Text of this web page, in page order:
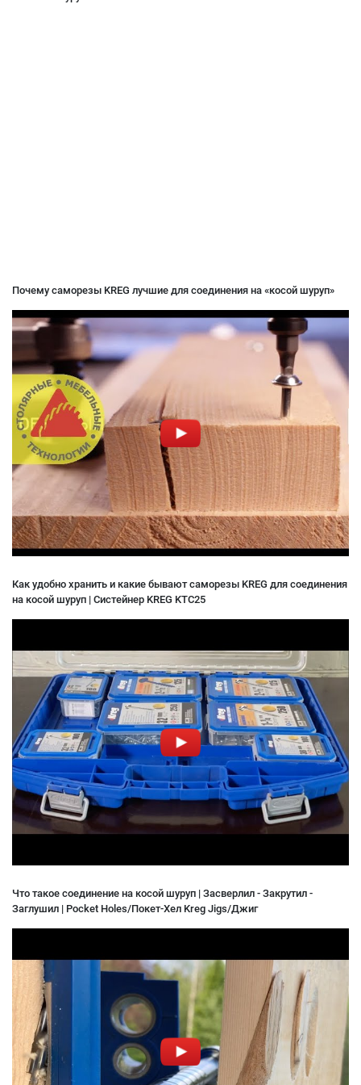
Почему саморезы KREG лучшие для соединения на «косой шуруп»
Как удобно хранить и какие бывают саморезы KREG для соединения
на косой шуруп | Систейнер KREG KTC25
Что такое соединение на косой шуруп | Засверлил - Закрутил -
Заглушил | Pocket Holes/Покет-Хел Kreg Jigs/Джиг